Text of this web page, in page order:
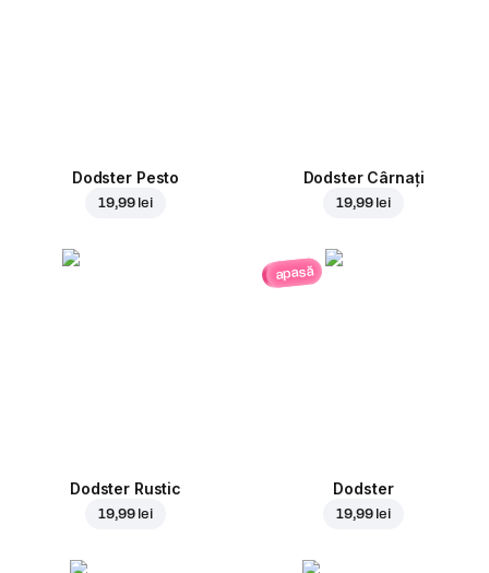
Dodster Pesto
19,99 lei
Dodster Cârnați
19,99 lei
Dodster Rustic
19,99 lei
apasă
Dodster
19,99 lei